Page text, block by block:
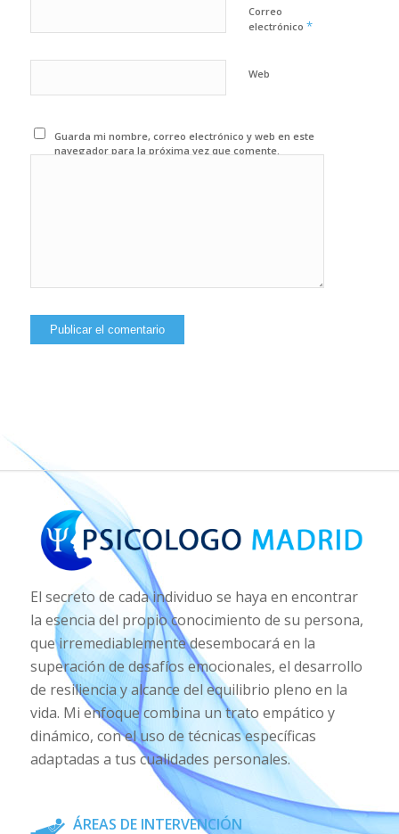
Correo
electrónico *
Web
Guarda mi nombre, correo electrónico y web en este
navegador para la próxima vez que comente.
El secreto de cada individuo se haya en encontrar
la esencia del propio conocimiento de su persona,
que irremediablemente desembocará en la
superación de desafíos emocionales, el desarrollo
de resiliencia y alcance del equilibrio pleno en la
vida. Mi enfoque combina un trato empático y
dinámico, con el uso de técnicas específicas
adaptadas a tus cualidades personales.
ÁREAS DE INTERVENCIÓN